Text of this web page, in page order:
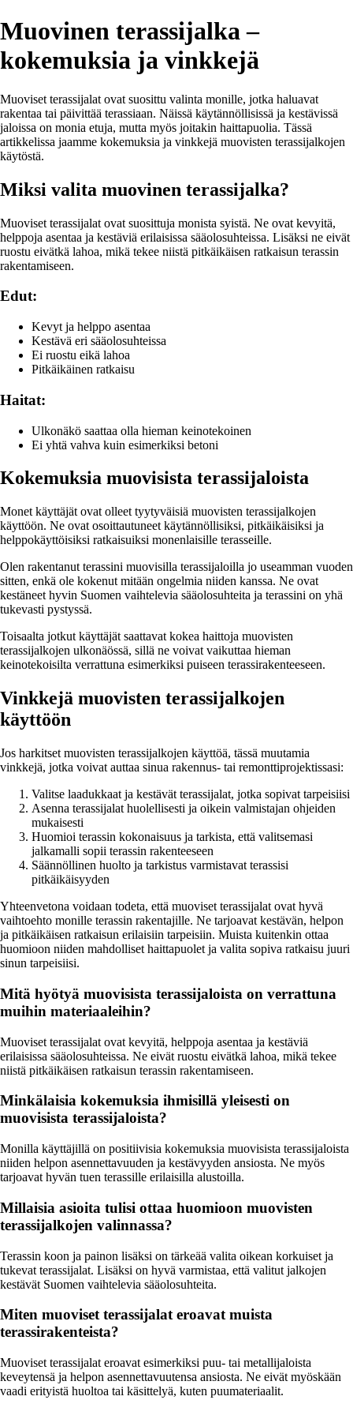
Muovinen terassijalka –
kokemuksia ja vinkkejä
Muoviset terassijalat ovat suosittu valinta monille, jotka haluavat
rakentaa tai päivittää terassiaan. Näissä käytännöllisissä ja kestävissä
jaloissa on monia etuja, mutta myös joitakin haittapuolia. Tässä
artikkelissa jaamme kokemuksia ja vinkkejä muovisten terassijalkojen
käytöstä.
Miksi valita muovinen terassijalka?
Muoviset terassijalat ovat suosittuja monista syistä. Ne ovat kevyitä,
helppoja asentaa ja kestäviä erilaisissa sääolosuhteissa. Lisäksi ne eivät
ruostu eivätkä lahoa, mikä tekee niistä pitkäikäisen ratkaisun terassin
rakentamiseen.
Edut:
Kevyt ja helppo asentaa
Kestävä eri sääolosuhteissa
Ei ruostu eikä lahoa
Pitkäikäinen ratkaisu
Haitat:
Ulkonäkö saattaa olla hieman keinotekoinen
Ei yhtä vahva kuin esimerkiksi betoni
Kokemuksia muovisista terassijaloista
Monet käyttäjät ovat olleet tyytyväisiä muovisten terassijalkojen
käyttöön. Ne ovat osoittautuneet käytännöllisiksi, pitkäikäisiksi ja
helppokäyttöisiksi ratkaisuiksi monenlaisille terasseille.
Olen rakentanut terassini muovisilla terassijaloilla jo useamman vuoden
sitten, enkä ole kokenut mitään ongelmia niiden kanssa. Ne ovat
kestäneet hyvin Suomen vaihtelevia sääolosuhteita ja terassini on yhä
tukevasti pystyssä.
Toisaalta jotkut käyttäjät saattavat kokea haittoja muovisten
terassijalkojen ulkonäössä, sillä ne voivat vaikuttaa hieman
keinotekoisilta verrattuna esimerkiksi puiseen terassirakenteeseen.
Vinkkejä muovisten terassijalkojen
käyttöön
Jos harkitset muovisten terassijalkojen käyttöä, tässä muutamia
vinkkejä, jotka voivat auttaa sinua rakennus- tai remonttiprojektissasi:
Valitse laadukkaat ja kestävät terassijalat, jotka sopivat tarpeisiisi
Asenna terassijalat huolellisesti ja oikein valmistajan ohjeiden
mukaisesti
Huomioi terassin kokonaisuus ja tarkista, että valitsemasi
jalkamalli sopii terassin rakenteeseen
Säännöllinen huolto ja tarkistus varmistavat terassisi
pitkäikäisyyden
Yhteenvetona voidaan todeta, että muoviset terassijalat ovat hyvä
vaihtoehto monille terassin rakentajille. Ne tarjoavat kestävän, helpon
ja pitkäikäisen ratkaisun erilaisiin tarpeisiin. Muista kuitenkin ottaa
huomioon niiden mahdolliset haittapuolet ja valita sopiva ratkaisu juuri
sinun tarpeisiisi.
Mitä hyötyä muovisista terassijaloista on verrattuna
muihin materiaaleihin?
Muoviset terassijalat ovat kevyitä, helppoja asentaa ja kestäviä
erilaisissa sääolosuhteissa. Ne eivät ruostu eivätkä lahoa, mikä tekee
niistä pitkäikäisen ratkaisun terassin rakentamiseen.
Minkälaisia kokemuksia ihmisillä yleisesti on
muovisista terassijaloista?
Monilla käyttäjillä on positiivisia kokemuksia muovisista terassijaloista
niiden helpon asennettavuuden ja kestävyyden ansiosta. Ne myös
tarjoavat hyvän tuen terassille erilaisilla alustoilla.
Millaisia asioita tulisi ottaa huomioon muovisten
terassijalkojen valinnassa?
Terassin koon ja painon lisäksi on tärkeää valita oikean korkuiset ja
tukevat terassijalat. Lisäksi on hyvä varmistaa, että valitut jalkojen
kestävät Suomen vaihtelevia sääolosuhteita.
Miten muoviset terassijalat eroavat muista
terassirakenteista?
Muoviset terassijalat eroavat esimerkiksi puu- tai metallijaloista
keveytensä ja helpon asennettavuutensa ansiosta. Ne eivät myöskään
vaadi erityistä huoltoa tai käsittelyä, kuten puumateriaalit.